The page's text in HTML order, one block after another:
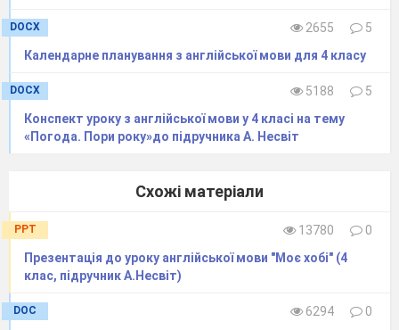
DOCX 2655
5
Календарне планування з англійської мови для 4 класу
DOCX 5188
5
Конспект уроку з англійської мови у 4 класі на тему
«Погода. Пори року»до підручника А. Несвіт
Схожі матеріали
PPT 13780
0
Презентація до уроку англійської мови "Моє хобі" (4
клас, підручник А.Несвіт)
DOC 6294
0